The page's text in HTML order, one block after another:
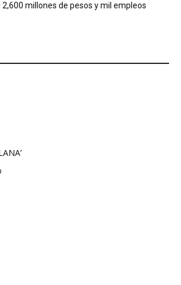
2,600 millones de pesos y mil empleos